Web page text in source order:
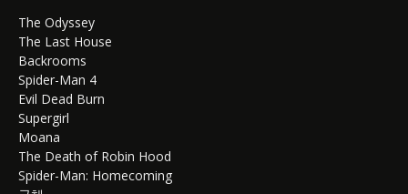
The Odyssey
The Last House
Backrooms
Spider-Man 4
Evil Dead Burn
Supergirl
Moana
The Death of Robin Hood
Spider-Man: Homecoming